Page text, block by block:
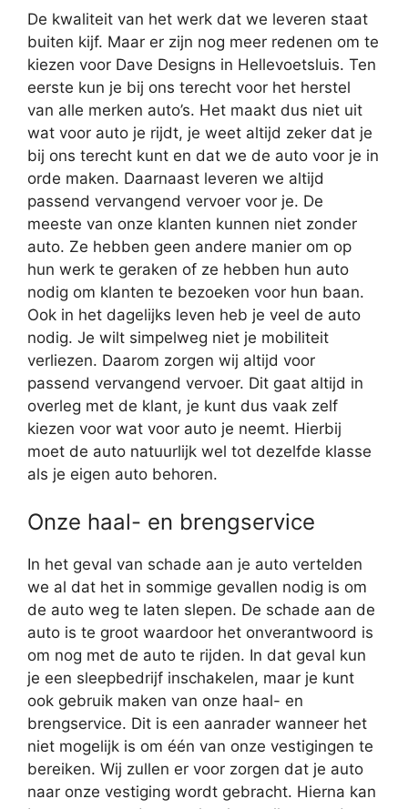
De kwaliteit van het werk dat we leveren staat
buiten kijf. Maar er zijn nog meer redenen om te
kiezen voor Dave Designs in Hellevoetsluis. Ten
eerste kun je bij ons terecht voor het herstel
van alle merken auto’s. Het maakt dus niet uit
wat voor auto je rijdt, je weet altijd zeker dat je
bij ons terecht kunt en dat we de auto voor je in
orde maken. Daarnaast leveren we altijd
passend vervangend vervoer voor je. De
meeste van onze klanten kunnen niet zonder
auto. Ze hebben geen andere manier om op
hun werk te geraken of ze hebben hun auto
nodig om klanten te bezoeken voor hun baan.
Ook in het dagelijks leven heb je veel de auto
nodig. Je wilt simpelweg niet je mobiliteit
verliezen. Daarom zorgen wij altijd voor
passend vervangend vervoer. Dit gaat altijd in
overleg met de klant, je kunt dus vaak zelf
kiezen voor wat voor auto je neemt. Hierbij
moet de auto natuurlijk wel tot dezelfde klasse
als je eigen auto behoren.
Onze haal- en brengservice
In het geval van schade aan je auto vertelden
we al dat het in sommige gevallen nodig is om
de auto weg te laten slepen. De schade aan de
auto is te groot waardoor het onverantwoord is
om nog met de auto te rijden. In dat geval kun
je een sleepbedrijf inschakelen, maar je kunt
ook gebruik maken van onze haal- en
brengservice. Dit is een aanrader wanneer het
niet mogelijk is om één van onze vestigingen te
bereiken. Wij zullen er voor zorgen dat je auto
naar onze vestiging wordt gebracht. Hierna kan